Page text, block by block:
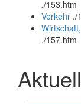
./153.htm
Verkehr ./
./157.htm